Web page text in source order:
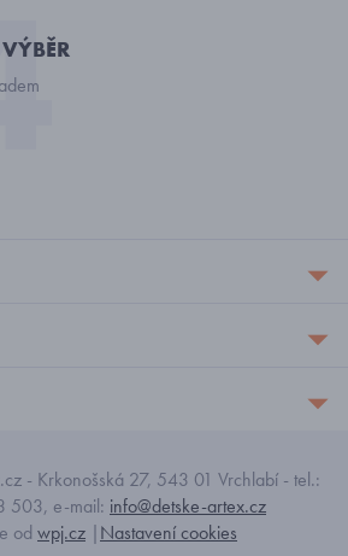
- Krkonošská 27, 543 01 Vrchlabí - tel.:
503, e-mail: info@detske-artex.cz
od wpj.cz |Nastavení cookies